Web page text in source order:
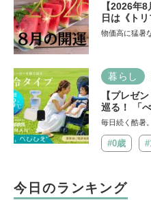
【2026年
日は《ト
美とお金の
物価高に猛暑
暮らし
【プレゼ
巡る！ 「
の赤ちゃん
毎日続く酷暑
#0歳
今日のランキング